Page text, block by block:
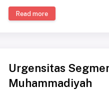
Read more
Urgensitas
Muhammadiyah